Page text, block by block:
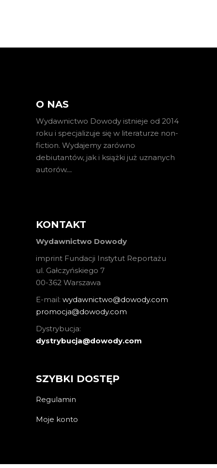
O NAS
Wydawnictwo Dowody istnieje od 2014
roku i specjalizuje się w literaturze non-
fiction. Wydajemy zarówno
debiutantów, jak i książki już uznanych
autorów…
KONTAKT
Wydawnictwo Dowody
imprint Fundacji Instytut Reportażu
ul. Gałczyńskiego 7
00-362 Warszawa
E-mail: wydawnictwo@dowody.com
promocja@dowody.com
Dystrybucja:
dystrybucja@dowody.com
SZYBKI DOSTĘP
Regulamin
Moje konto